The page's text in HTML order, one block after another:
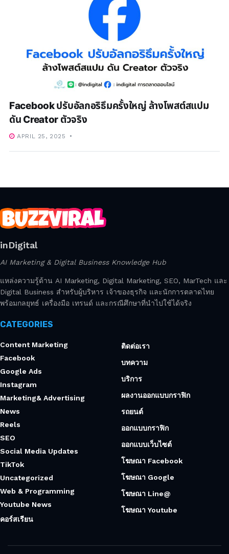
Facebook ปรับอัลกอริธึมครั้งใหญ่ ล้างโพสต์สแปม
ดัน Creator ตัวจริง
APRIL 25, 2025
inDigital
AI Marketing & Digital Business Knowledge Hub
แหล่งความรู้ด้าน AI Marketing, Digital Marketing, SEO, MarTech และ
Digital Business สำหรับผู้บริหาร เจ้าของธุรกิจ และนักการตลาดไทย
พร้อมกลยุทธ์ เครื่องมือ เทรนด์ และกรณีศึกษาที่นำไปใช้ได้จริง
CATEGORIES
Content Marketing
Facebook
Google Ads
Instagram
Marketing& Advertising
News
Reels
SEO
Social Media Updates
TikTok
Uncategorized
Web & Programming
Youtube News
คอร์สเรียน
ติดต่อเรา
บทความ
บริการ
ผลงานออกแบบกราฟิก
รถยนต์
ออกแบบกราฟิก
ออกแบบเว็บไซต์
โฆษณา Facebook
โฆษณา Google
โฆษณา Line@
โฆษณา Youtube